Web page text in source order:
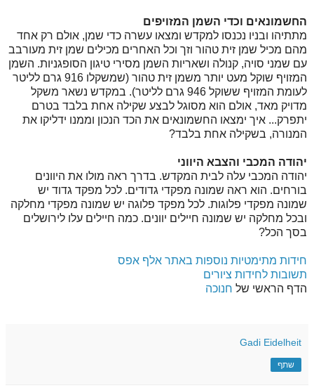
החשמונאים וכדי השמן המזויפים
מתתיהו ובניו נכנסו למקדש ומצאו עשרה כדי שמן, אולם רק אחד
מהם מכיל שמן זית טהור וזך וכל האחרים מכילים שמן זית מעורבב
עם שמני סויה, קנולה ושאריות השמן מסירי טיגון הסופגניות. השמן
המזויף שוקל מעט יותר משמן זית טהור (שמשקלו 916 גרם לליטר
לעומת המזויף ששוקל 946 גרם לליטר). במקדש נשאר משקל
מדויק מאד, אולם הוא מסוגל לבצע שקילה אחת בלבד בטרם
יתפרק... איך ימצאו החשמונאים את הכד הנכון וממנו ידליקו את
המנורה, בשקילה אחת בלבד?
יהודה המכבי והצבא היווני
יהודה המכבי עלה לבית המקדש. בדרך ראה מולו את היוונים
בורחים. הוא ראה שמונה מפקדי גדודים. לכל מפקד גדוד יש
שמונה מפקדי פלוגות. לכל מפקד פלוגה יש שמונה מפקדי מחלקה
ובכל מחלקה יש שמונה חיילים יוונים. כמה חיילים עלו לירושלים
בסך הכל?
חידות מתימטיות נוספות באתר אלף אפס
תשובות לחידות ציורים
הדף הראשי של חנוכה
Gadi Eidelheit
שתף